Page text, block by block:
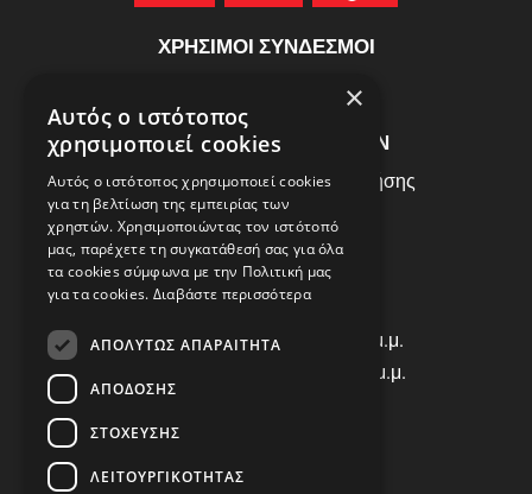
ΧΡΗΣΙΜΟΙ ΣΥΝΔΕΣΜΟΙ
ΕΞΥΠΗΡΕΤΗΣΗ ΠΕΛΑΤΩΝ
Πολιτική Δεδομένων - Όροι Χρήσης
Πολιτική Επιστροφών
Όροι Χρήσης
ΩΡΑΡΙΟ ΛΕΙΤΟΥΡΓΙΑΣ
Δ | Τ | Τ | Π: 8:00 π.μ. - 18:00 μ.μ.
Παρασκευή: 8:00 π.μ. - 14:00 μ.μ.
×
Αυτός ο ιστότοπος
χρησιμοποιεί cookies
Αυτός ο ιστότοπος χρησιμοποιεί cookies
για τη βελτίωση της εμπειρίας των
χρηστών. Χρησιμοποιώντας τον ιστότοπό
μας, παρέχετε τη συγκατάθεσή σας για όλα
τα cookies σύμφωνα με την Πολιτική μας
για τα cookies. Διαβάστε περισσότερα
ΑΠΟΛΎΤΩΣ ΑΠΑΡΑΊΤΗΤΑ
ΑΠΌΔΟΣΗΣ
ΣΤΌΧΕΥΣΗΣ
ΛΕΙΤΟΥΡΓΙΚΌΤΗΤΑΣ